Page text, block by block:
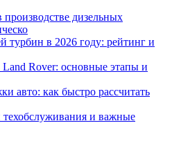
дизельных
турбин в 2026 году: рейтинг и
Land Rover: основные этапы и
авто: как быстро рассчитать
и важные